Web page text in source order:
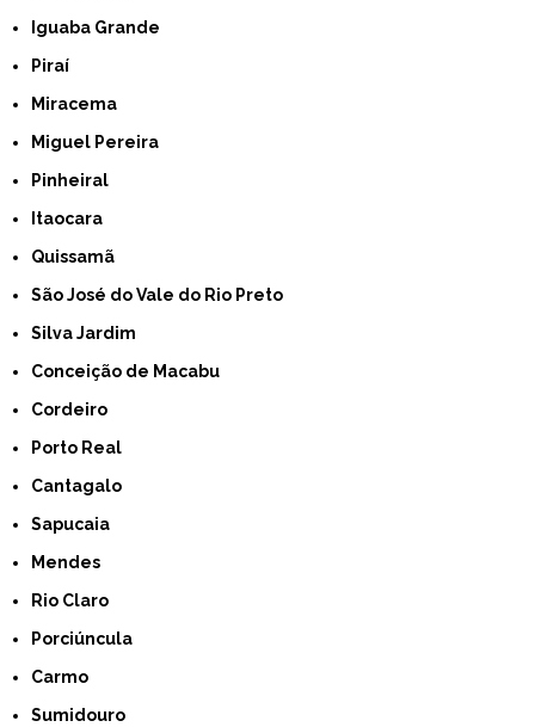
Iguaba Grande
Piraí
Miracema
Miguel Pereira
Pinheiral
Itaocara
Quissamã
São José do Vale do Rio Preto
Silva Jardim
Conceição de Macabu
Cordeiro
Porto Real
Cantagalo
Sapucaia
Mendes
Rio Claro
Porciúncula
Carmo
Sumidouro